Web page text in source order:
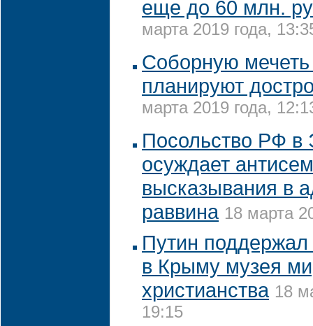
еще до 60 млн.
марта 2019 года,
Соборную
планируют
марта 2019 года,
Посольство РФ в
осуждает
высказывания в
раввина 18 марта
Путин поддержал
в Крыму музея
христианства 18
19:15